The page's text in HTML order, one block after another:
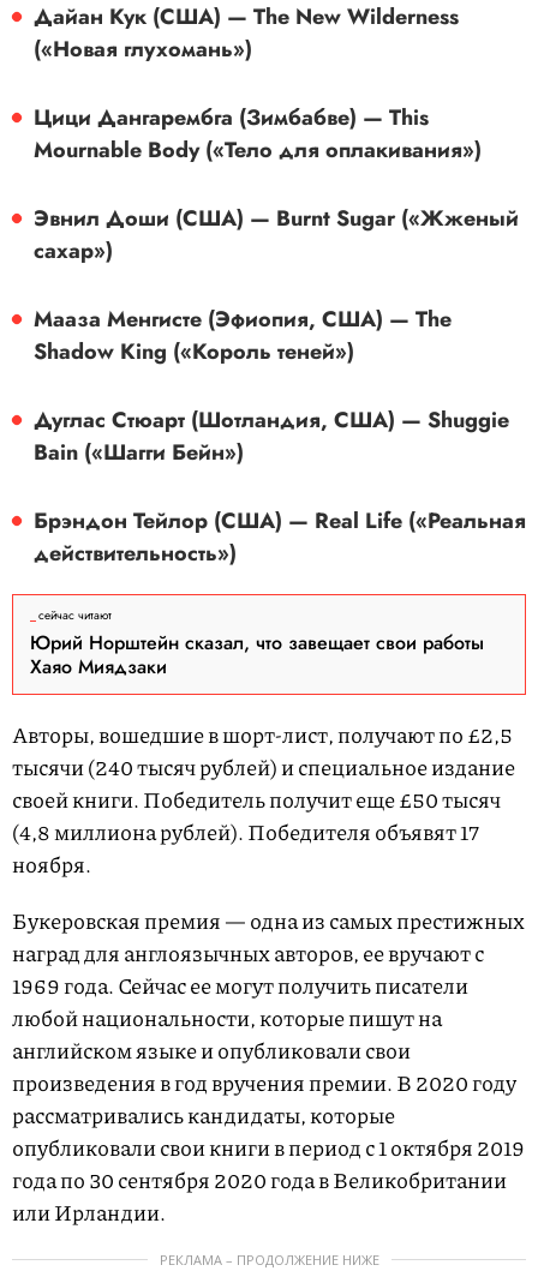
Дайан Кук (США) — The New Wilderness
(«Новая глухомань»)
Цици Дангарембга (Зимбабве) — This
Mournable Body («Тело для оплакивания»)
Эвнил Доши (США) — Burnt Sugar («Жженый
сахар»)
Мааза Менгисте (Эфиопия, США) — The
Shadow King («Король теней»)
Дуглас Стюарт (Шотландия, США) — Shuggie
Bain («Шагги Бейн»)
Брэндон Тейлор (США) — Real Life («Реальная
действительность»)
сейчас читают
Юрий Норштейн сказал, что завещает свои работы
Хаяо Миядзаки
Авторы, вошедшие в шорт-лист, получают по £2,5
тысячи (240 тысяч рублей) и специальное издание
своей книги. Победитель получит еще £50 тысяч
(4,8 миллиона рублей). Победителя объявят 17
ноября.
Букеровская премия — одна из самых престижных
наград для англоязычных авторов, ее вручают с
1969 года. Сейчас ее могут получить писатели
любой национальности, которые пишут на
английском языке и опубликовали свои
произведения в год вручения премии. В 2020 году
рассматривались кандидаты, которые
опубликовали свои книги в период с 1 октября 2019
года по 30 сентября 2020 года в Великобритании
или Ирландии.
РЕКЛАМА – ПРОДОЛЖЕНИЕ НИЖЕ